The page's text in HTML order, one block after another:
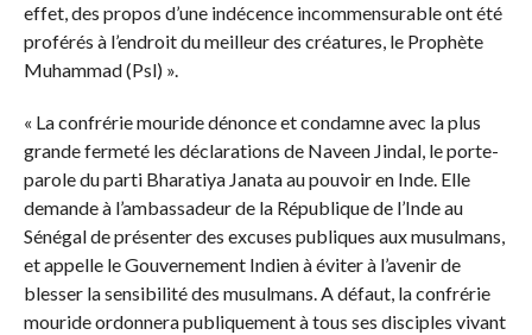
effet, des propos d’une indécence incommensurable ont été
proférés à l’endroit du meilleur des créatures, le Prophète
Muhammad (Psl) ».
« La confrérie mouride dénonce et condamne avec la plus
grande fermeté les déclarations de Naveen Jindal, le porte-
parole du parti Bharatiya Janata au pouvoir en Inde. Elle
demande à l’ambassadeur de la République de l’Inde au
Sénégal de présenter des excuses publiques aux musulmans,
et appelle le Gouvernement Indien à éviter à l’avenir de
blesser la sensibilité des musulmans. A défaut, la confrérie
mouride ordonnera publiquement à tous ses disciples vivant